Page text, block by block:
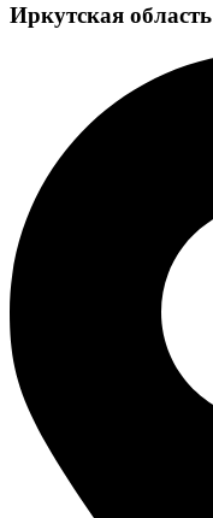
Иркутская область